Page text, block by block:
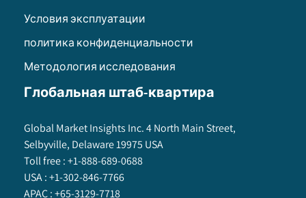
Условия эксплуатации
политика конфиденциальности
Методология исследования
Глобальная штаб-квартира
Global Market Insights Inc. 4 North Main Street,
Selbyville, Delaware 19975 USA
Toll free :+1-888-689-0688
USA :+1-302-846-7766
APAC :+65-3129-7718